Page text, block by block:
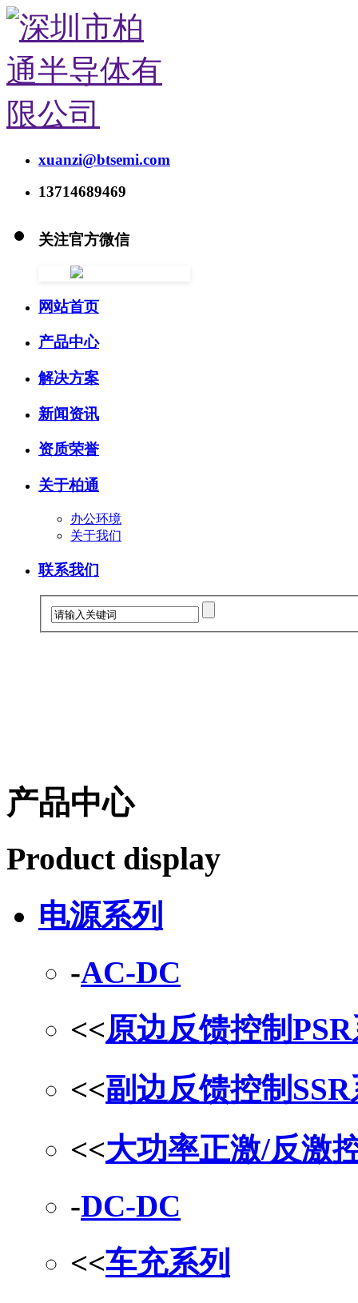
xuanzi@btsemi.com
13714689469
关注官方微信
网站首页
产品中心
解决方案
新闻资讯
资质荣誉
关于柏通
办公环境
关于我们
联系我们
产品中心
Product display
电源系列
-AC-DC
<<原边反馈控制
<<副边反馈控制
<<大功率正激/反激
-DC-DC
<<车充系列